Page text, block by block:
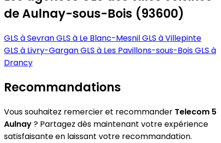
de Aulnay-sous-Bois (93600)
GLS à SevranGLS à Le Blanc-MesnilGLS à Villepinte
GLS à Livry-GarganGLS à Les Pavillons-sous-BoisGLS à
Drancy
Recommandations
Vous souhaitez remercier et recommander Telecom 5
Aulnay? Partagez dès maintenant votre expérience
satisfaisante en laissant votre recommandation.